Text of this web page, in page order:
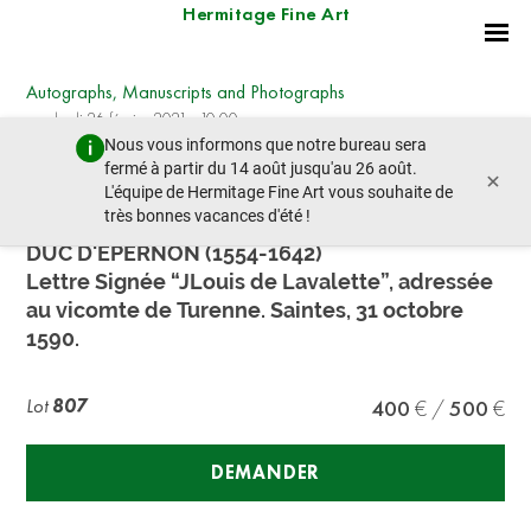
Hermitage Fine Art
Nous vous informons que notre bureau sera
fermé à partir du 14 août jusqu'au 26 août.
L'équipe de Hermitage Fine Art vous souhaite de
très bonnes vacances d'été !
×
Autographs, Manuscripts and Photographs
vendredi 26 février 2021 - 10:00
lot précédent lot suivant
JEAN-LOUIS DE NOGARET DE LA VALETTE,
DUC D'ÉPERNON (1554-1642)
Lettre Signée “JLouis de Lavalette”, adressée
au vicomte de Turenne. Saintes, 31 octobre
1590.
Lot807 400 500
DEMANDER